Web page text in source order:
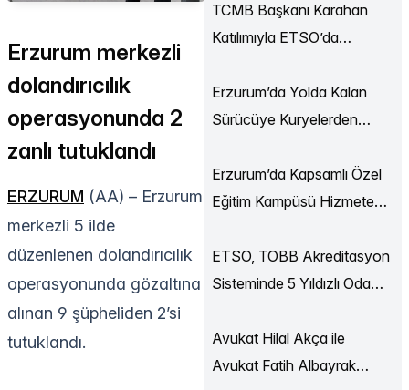
Erzurum merkezli
dolandırıcılık
operasyonunda 2
zanlı tutuklandı
ERZURUM (AA) – Erzurum
merkezli 5 ilde
düzenlenen dolandırıcılık
operasyonunda gözaltına
alınan 9 şüpheliden 2’si
tutuklandı.
TCMB Başkanı Karahan
Katılımıyla ETSO’da
Düzenlendi
Erzurum’da Yolda Kalan
Sürücüye Kuryelerden
Erzurum’da Kapsamlı Özel
Eğitim Kampüsü Hizmete
ETSO, TOBB Akreditasyon
Sisteminde 5 Yıldızlı Oda
Avukat Hilal Akça ile
Avukat Fatih Albayrak